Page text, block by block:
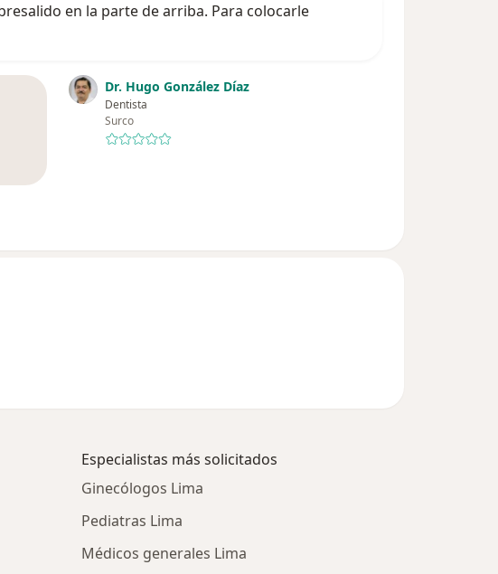
en la parte de arriba. Para colocarle
Dr. Hugo González Díaz
Dentista
Surco
Especialistas más solicitados
Ginecólogos Lima
Pediatras Lima
Médicos generales Lima